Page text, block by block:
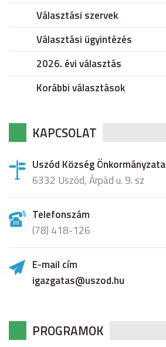
Választási szervek
Választási ügyintézés
2026. évi választás
Korábbi választások
KAPCSOLAT
Uszód Község Önkormányzata
6332 Uszód, Árpád u. 9. sz
Telefonszám
(78) 418-126
E-mail cím
igazgatas@uszod.hu
PROGRAMOK